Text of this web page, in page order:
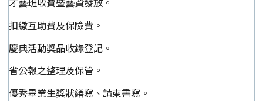
扣繳互助費及保險費。
慶典活動獎品收錄登記。
省公報之整理及保管。
優秀畢業生獎狀繕寫、請柬書寫。